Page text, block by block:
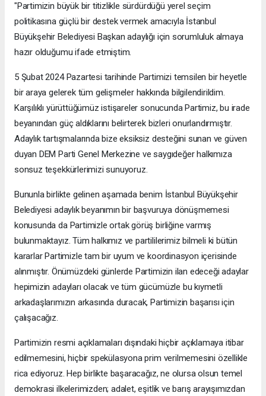
"Partimizin büyük bir titizlikle sürdürdüğü yerel seçim
politikasına güçlü bir destek vermek amacıyla İstanbul
Büyükşehir Belediyesi Başkan adaylığı için sorumluluk almaya
hazır olduğumu ifade etmiştim.
5 Şubat 2024 Pazartesi tarihinde Partimizi temsilen bir heyetle
bir araya gelerek tüm gelişmeler hakkında bilgilendirildim.
Karşılıklı yürüttüğümüz istişareler sonucunda Partimiz, bu irade
beyanından güç aldıklarını belirterek bizleri onurlandırmıştır.
Adaylık tartışmalarında bize eksiksiz desteğini sunan ve güven
duyan DEM Parti Genel Merkezine ve saygıdeğer halkımıza
sonsuz teşekkürlerimizi sunuyoruz.
Bununla birlikte gelinen aşamada benim İstanbul Büyükşehir
Belediyesi adaylık beyanımın bir başvuruya dönüşmemesi
konusunda da Partimizle ortak görüş birliğine varmış
bulunmaktayız. Tüm halkımız ve partililerimiz bilmeli ki bütün
kararlar Partimizle tam bir uyum ve koordinasyon içerisinde
alınmıştır. Önümüzdeki günlerde Partimizin ilan edeceği adaylar
hepimizin adayları olacak ve tüm gücümüzle bu kıymetli
arkadaşlarımızın arkasında duracak, Partimizin başarısı için
çalışacağız.
Partimizin resmi açıklamaları dışındaki hiçbir açıklamaya itibar
edilmemesini, hiçbir spekülasyona prim verilmemesini özellikle
rica ediyoruz. Hep birlikte başaracağız, ne olursa olsun temel
demokrasi ilkelerimizden; adalet, eşitlik ve barış arayışımızdan